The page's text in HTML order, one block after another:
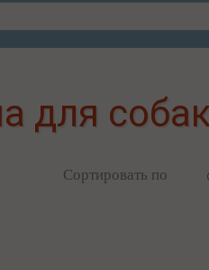
для
Сортировать по